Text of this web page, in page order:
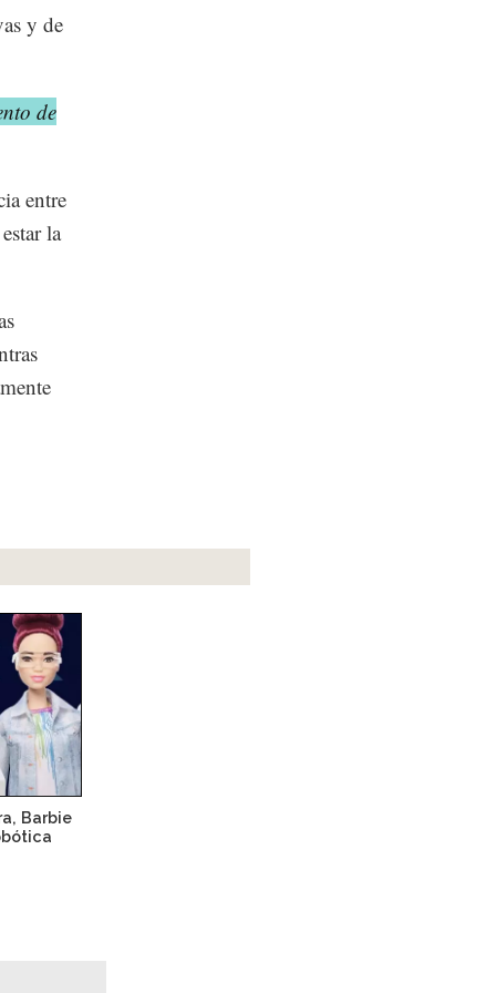
y de
de
entre
la
Barbie